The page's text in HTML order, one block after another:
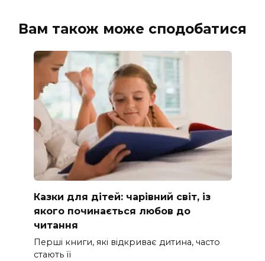
Вам також може сподобатися
Казки для дітей: чарівний світ, із
якого починається любов до
читання
Перші книги, які відкриває дитина, часто
стають її